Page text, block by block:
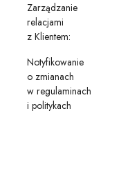
Zarządzanie
relacjami
z Klientem:
Notyfikowanie
o zmianach
w regulaminach
i politykach